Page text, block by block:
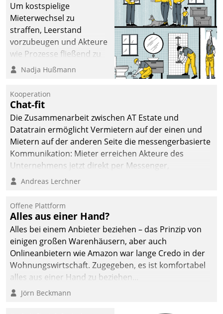
Um kostspielige
Mieterwechsel zu
straffen, Leerstand
vorzubeugen und Akteure
wie Prozesse fließend zu
vernetzen, nutzt die
Jahresbeginn eine
Überblick, Einsicht und
Eingriff bietende Lösung.
Zur Entwicklung setzte
man auf
Cloudtechnologie,
bewährte und Startup-
agile Projektmethoden.
Nadja Hußmann
Kooperation
Chat-fit
Die Zusammenarbeit zwischen AT Estate und
Datatrain ermöglicht Vermietern auf der einen und
Mietern auf der anderen Seite die messengerbasierte
Kommunikation: Mieter erreichen Akteure des
Unternehmens jetzt direkt per Messenger,
Mitarbeiter oder Dienstleister empfangen oder
Andreas Lerchner
Offene Plattform
Alles aus einer Hand?
Alles bei einem Anbieter beziehen – das Prinzip von
einigen großen Warenhäusern, aber auch
Onlineanbietern wie Amazon war lange Credo in der
Wohnungswirtschaft. Zugegeben, es ist komfortabel
alles aus einer Hand zu beziehen...
Jörn Beckmann